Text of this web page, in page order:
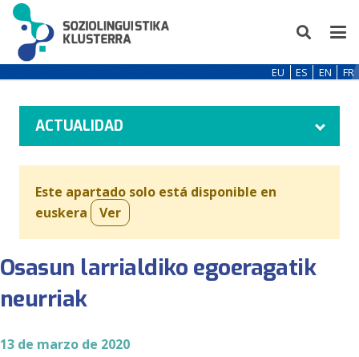
EU ES EN FR
ACTUALIDAD
Este apartado solo está disponible en
euskera
Ver
Osasun larrialdiko egoeragatik
neurriak
13 de marzo de 2020